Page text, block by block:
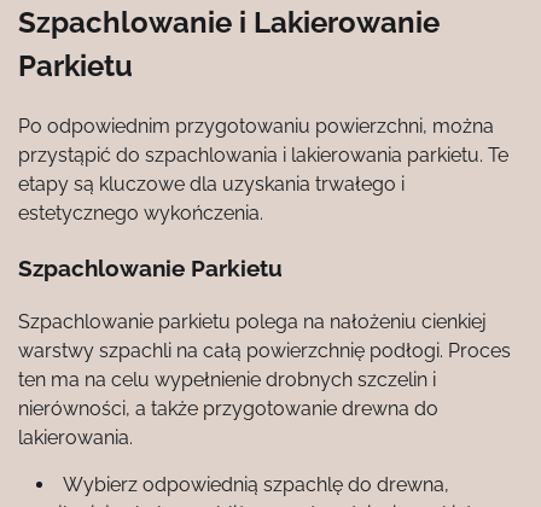
Szpachlowanie i Lakierowanie
Parkietu
Po odpowiednim przygotowaniu powierzchni, można
przystąpić do szpachlowania i lakierowania parkietu. Te
etapy są kluczowe dla uzyskania trwałego i
estetycznego wykończenia.
Szpachlowanie Parkietu
Szpachlowanie parkietu polega na nałożeniu cienkiej
warstwy szpachli na całą powierzchnię podłogi. Proces
ten ma na celu wypełnienie drobnych szczelin i
nierówności, a także przygotowanie drewna do
lakierowania.
Wybierz odpowiednią szpachlę do drewna,